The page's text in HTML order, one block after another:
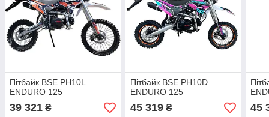
Пітбайк BSE PH10L
ENDURO 125
39 321 ₴
Пітбайк BSE PH10D
ENDURO 125
45 319₴ 45